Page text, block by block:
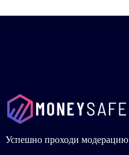
Успешно проходи модерацию